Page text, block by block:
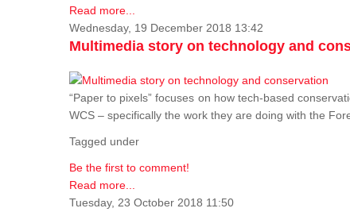
Read more...
Wednesday, 19 December 2018 13:42
Multimedia story on technology and
“Paper to pixels” focuses on how tech-based
WCS – specifically the work they are doing with the
Tagged under
Be the first to comment!
Read more...
Tuesday, 23 October 2018 11:50